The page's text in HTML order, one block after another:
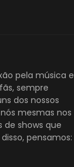
pela música e
sempre
dos nossos
mesmas nos
shows que
pensamos: